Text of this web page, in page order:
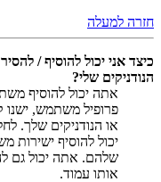
חזרה למעלה
כיצד אני יכול להוסיף /
הנודניקים שלי?
אתה יכול להוסיף
פרופיל משתמש,
או הנודניקים שלך.
יכול להוסיף
שלהם. אתה יכול גם
אותו עמוד.